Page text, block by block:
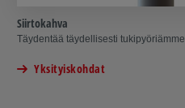
Siirtokahva
Täydentää täydellisesti tukipyöriämme.
Yksityiskohdat